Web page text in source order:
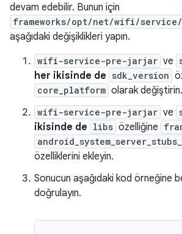
devam edebilir. Bunun için
frameworks/opt/net/wifi/service/
aşağıdaki değişiklikleri yapın.
wifi-service-pre-jarjar ve
her ikisinde de sdk_version
core_platform olarak değiştirin.
wifi-service-pre-jarjar ve
ikisinde de libs özelliğine
özelliklerini ekleyin.
Sonucun aşağıdaki kod örneğine
doğrulayın.